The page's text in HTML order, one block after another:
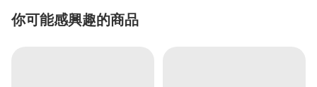
你可能感興趣的商品